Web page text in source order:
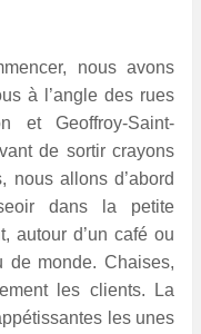
nous avons
à l’angle des rues
et Geoffroy-Saint-
de sortir crayons
nous allons d’abord
dans la petite
autour d’un café ou
de monde. Chaises,
les clients. La
les unes